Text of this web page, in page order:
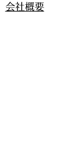
会社概要